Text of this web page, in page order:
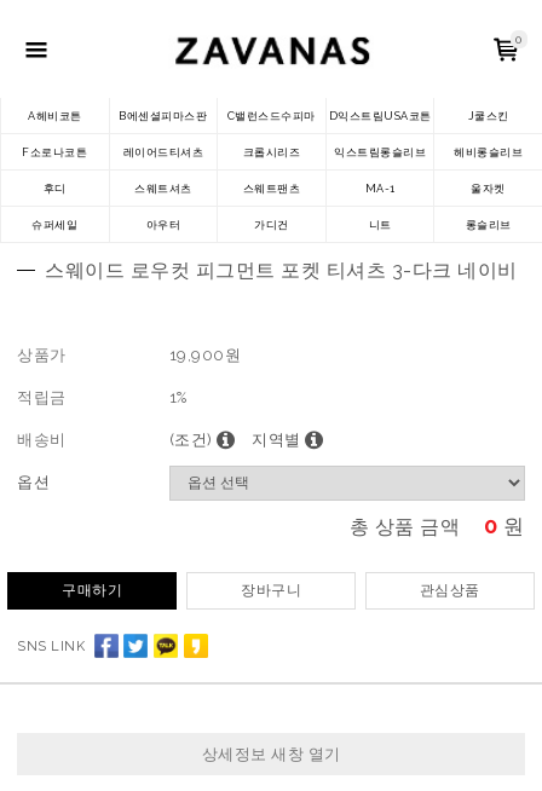
0
A헤비코튼 B에센셜피마스판 C밸런스드수피마 D익스트림USA코튼 J쿨스킨
F소로나코튼 레이어드티셔츠 크롭시리즈 익스트림롱슬리브 헤비롱슬리브
후디 스웨트셔츠 스웨트팬츠 MA-1 울자켓
슈퍼세일 아우터 가디건 니트 롱슬리브
스웨이드 로우컷 피그먼트 포켓 티셔츠 3-다크 네이비
상품가 19,900 원
적립금 1%
배송비 (조건) 지역별
옵션
총 상품 금액 0 원
구매하기 장바구니 관심상품
SNS LINK
상세정보 새창 열기